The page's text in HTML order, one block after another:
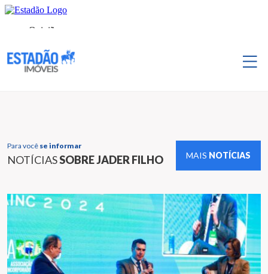
Para você se informar
NOTÍCIASSOBRE JADER FILHO MAIS NOTÍCIAS